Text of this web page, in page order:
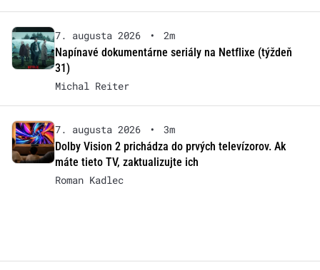
7. augusta 2026 •
2m
Napínavé dokumentárne seriály na Netflixe (týždeň
31)
Michal Reiter
7. augusta 2026 •
3m
Dolby Vision 2 prichádza do prvých televízorov. Ak
máte tieto TV, zaktualizujte ich
Roman Kadlec